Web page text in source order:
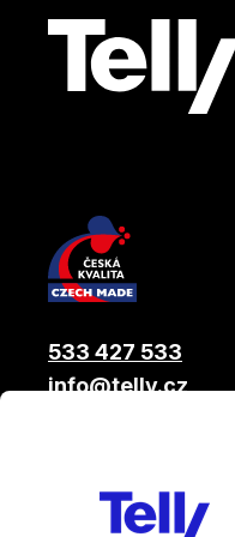
533 427 533
info@telly.cz